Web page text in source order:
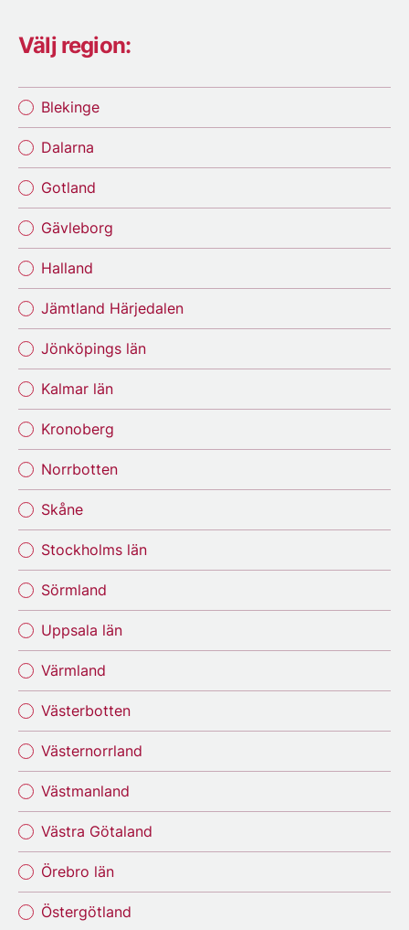
Välj region:
Blekinge
Dalarna
Gotland
Gävleborg
Halland
Jämtland Härjedalen
Jönköpings län
Kalmar län
Kronoberg
Norrbotten
Skåne
Stockholms län
Sörmland
Uppsala län
Värmland
Västerbotten
Västernorrland
Västmanland
Västra Götaland
Örebro län
Östergötland